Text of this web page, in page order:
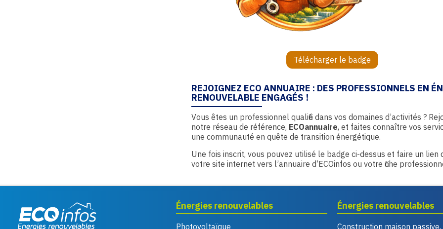
Télécharger le badge
REJOIGNEZ ECO ANNUAIRE : DES PROFESSIONNELS EN
RENOUVELABLE ENGAGÉS !
Vous êtes un professionnel qualifié dans vos domaines d’activités ?
notre réseau de référence, ECOannuaire, et faites connaître vos
une communauté en quête de transition énergétique.
Une fois inscrit, vous pouvez utilisé le badge ci-dessus et faire un lien
votre site internet vers l’annuaire d’ECOinfos ou votre fiche
Énergies renouvelables
Photovoltaïque
Énergies renouvelables
Construction maison passive,